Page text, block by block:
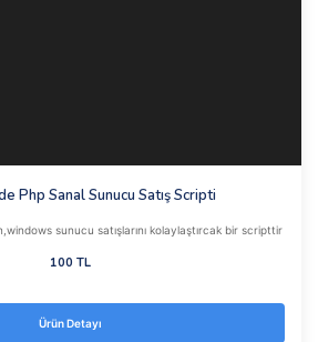
Php Sanal Sunucu Satış Scripti
sunucu satışlarını kolaylaştırcak bir scripttir
100 TL
Ürün Detayı